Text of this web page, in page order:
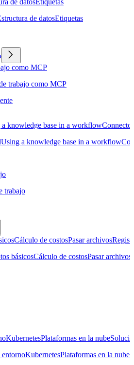
de datosEtiquetas
de datosEtiquetas
como MCP
trabajo como MCP
a knowledge base in a workflow
Using a knowledge base in a workflow
trabajo
Cálculo de costosPasar archivos
básicosCálculo de costosPasar archivos
KubernetesPlataformas en la nube
entornoKubernetesPlataformas en la nube